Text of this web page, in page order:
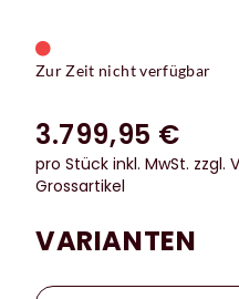
Zur Zeit nicht verfügbar
3.799,95 €
pro Stück inkl. MwSt. zzgl.
Grossartikel
VARIANTEN